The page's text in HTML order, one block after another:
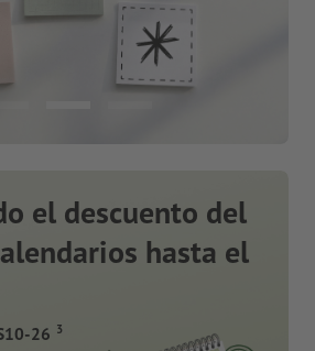
el descuento del
hasta el
26 3